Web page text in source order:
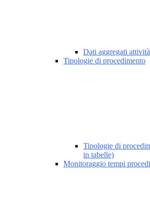
Dati aggregati
Tipologie di procedimento
Tipologie di
in tabelle)
Monitoraggio tempi